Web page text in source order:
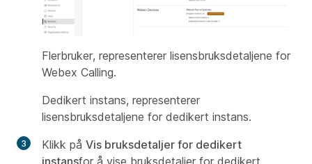
Flerbruker, representerer lisensbruksdetaljene for
Webex Calling.
Dedikert instans, representerer
lisensbruksdetaljene for dedikert instans.
Klikk på Vis bruksdetaljer for dedikert